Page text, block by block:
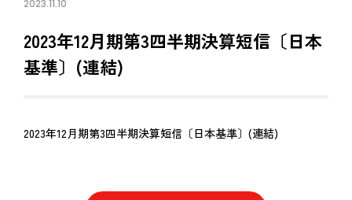
2023.11.10
2023年12月期第3四半期決算短信〔日本
基準〕(連結)
2023年12月期第3四半期決算短信〔日本基準〕(連結)